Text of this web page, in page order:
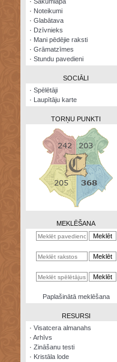
Visatcera
almanahs
kalkulators
· Noteikumi
· Glabātava
· Dzīvnieks
· Mani pēdējie raksti
· Grāmatzīmes
· Stundu pavedieni
SOCIĀLI
· Spēlētāji
· Laupītāju karte
TORŅU PUNKTI
MEKLĒŠANA
Paplašinātā meklēšana
RESURSI
· Visatcera almanahs
· Arhīvs
· Zināšanu testi
· Kristāla lode